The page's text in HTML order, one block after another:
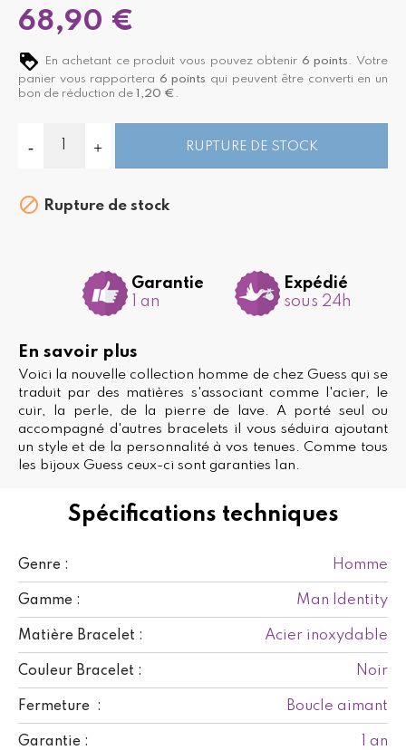
Spécifications techniques
Genre : Homme
Gamme : Man Identity
Matière Bracelet : Acier inoxydable
Couleur Bracelet : Noir
Fermeture : Boucle aimant
Garantie : 1 an
68,90 €
En achetant ce produit vous pouvez obtenir 6 points . Votre
panier vous rapportera 6 points qui peuvent être converti en un
bon de réduction de 1,20 € .
RUPTURE DE STOCK
 Rupture de stock
Garantie
1 an
Expédié
sous 24h
En savoir plus
Voici la nouvelle collection homme de chez Guess qui se
traduit par des matières s'associant comme l'acier, le
cuir, la perle, de la pierre de lave. A porté seul ou
accompagné d'autres bracelets il vous séduira ajoutant
un style et de la personnalité à vos tenues. Comme tous
les bijoux Guess ceux-ci sont garanties 1an.